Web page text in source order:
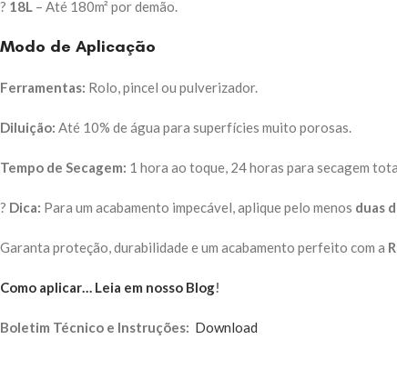
? 18L – Até 180m² por demão.
Modo de Aplicação
Ferramentas: Rolo, pincel ou pulverizador.
Diluição: Até 10% de água para superfícies muito porosas.
Tempo de Secagem: 1 hora ao toque, 24 horas para secagem
? Dica: Para um acabamento impecável, aplique pelo menos duas
Garanta proteção, durabilidade e um acabamento perfeito com a
Como aplicar… Leia em nosso Blog!
Boletim Técnico e Instruções: Download